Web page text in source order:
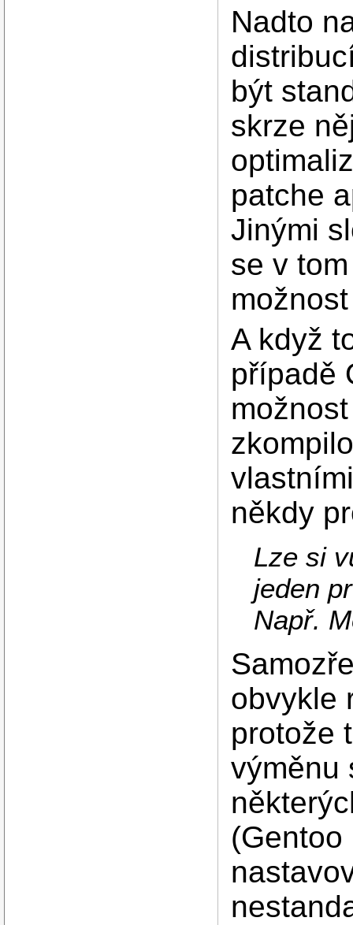
Nadto
být
skrze
patche
Jinými
se v
A když
případě
někdy
Lze si
jeden
Např.
obvykle
protože
výměnu